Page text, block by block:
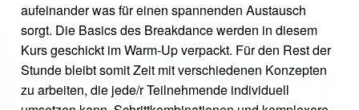
aufeinander was für einen spannenden Austausch
sorgt. Die Basics des Breakdance werden in diesem
Kurs geschickt im Warm-Up verpackt. Für den Rest der
Stunde bleibt somit Zeit mit verschiedenen Konzepten
zu arbeiten, die jede/r Teilnehmende individuell